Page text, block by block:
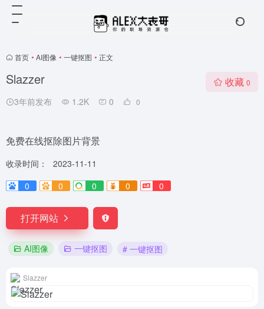
首页 • AI图像 • 一键抠图 • 正文
Slazzer
3年前发布 1.2K 0 0
收藏 0
免费在线抠除图片背景
收录时间：
2023-11-11
0
0 0 0 0
打开网站
AI图像 一键抠图 # 一键抠图
Slazzer